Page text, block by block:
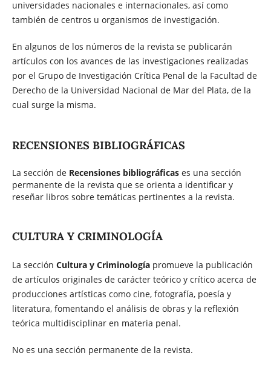
universidades nacionales e internacionales, así como
también de centros u organismos de investigación.
En algunos de los números de la revista se publicarán
artículos con los avances de las investigaciones realizadas
por el Grupo de Investigación Crítica Penal de la Facultad de
Derecho de la Universidad Nacional de Mar del Plata, de la
cual surge la misma.
RECENSIONES BIBLIOGRÁFICAS
La sección de Recensiones bibliográficas es una sección
permanente de la revista que se orienta a identificar y
reseñar libros sobre temáticas pertinentes a la revista.
CULTURA Y CRIMINOLOGÍA
La sección Cultura y Criminología promueve la publicación
de artículos originales de carácter teórico y crítico acerca de
producciones artísticas como cine, fotografía, poesía y
literatura, fomentando el análisis de obras y la reflexión
teórica multidisciplinar en materia penal.
No es una sección permanente de la revista.